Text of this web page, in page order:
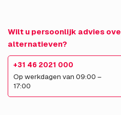
Wilt u persoonlijk advies
alternatieven?
+31 46 2021 000
Op werkdagen van 09:00 –
17:00